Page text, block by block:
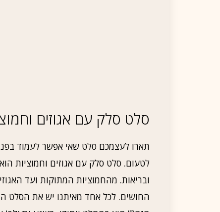
סלט סלק עם אגוזים
תארו לעצמכם סלט שאי אפשר לעמוד
לטעום. סלט סלק עם אגוזים וחמוציות
ובריאות. מהחמוציות המתוקות ועד
החושים. לכל אחד מאיתנו יש את